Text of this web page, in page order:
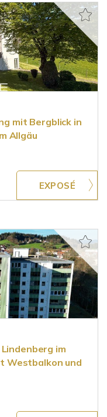
mit Bergblick in
Allgäu
im
Westbalkon und